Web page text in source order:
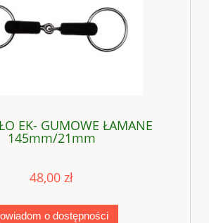
EK- GUMOWE ŁAMANE
145mm/21mm
48,00 zł
o dostępności